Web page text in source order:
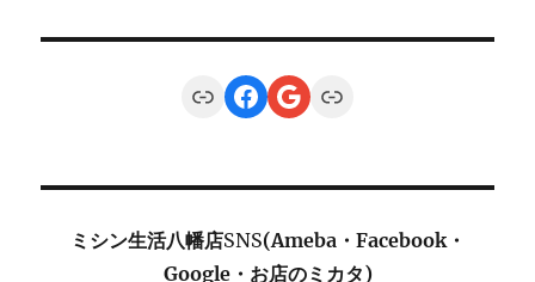
LinkFacebook
Google
Link
ミシン生活八幡店SNS(Ameba・Facebook・
Google・お店のミカタ)